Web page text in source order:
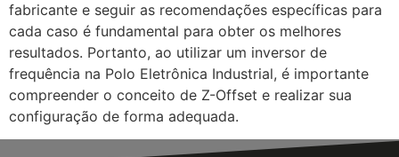
fabricante e seguir as recomendações específicas para
cada caso é fundamental para obter os melhores
resultados. Portanto, ao utilizar um inversor de
frequência na Polo Eletrônica Industrial, é importante
compreender o conceito de Z-Offset e realizar sua
configuração de forma adequada.